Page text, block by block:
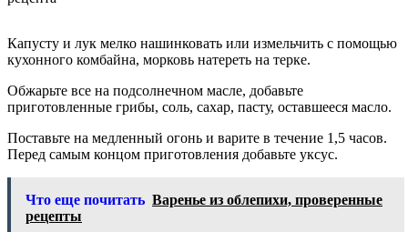
Капусту и лук мелко нашинковать или измельчить с помощью
кухонного комбайна, морковь натереть на терке.
Обжарьте все на подсолнечном масле, добавьте
приготовленные грибы, соль, сахар, пасту, оставшееся масло.
Поставьте на медленный огонь и варите в течение 1,5 часов.
Перед самым концом приготовления добавьте уксус.
Что еще почитать Варенье из облепихи, проверенные
рецепты